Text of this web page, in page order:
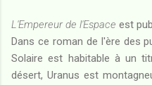
L'Empereur de l'Espace est
Dans ce roman de l'ère des
Solaire est habitable à un
désert, Uranus est